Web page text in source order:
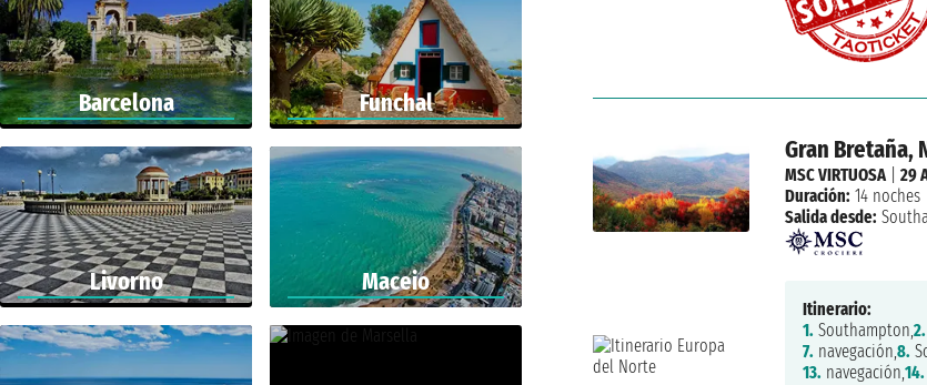
Gran Bretaña,
MSC VIRTUOSA|29
Duración: 14 noches
Salida desde:
Itinerario:
1. Southampton,2.
7. navegación,8.
13. navegación,14.
Barcelona Funchal
Livorno Maceio